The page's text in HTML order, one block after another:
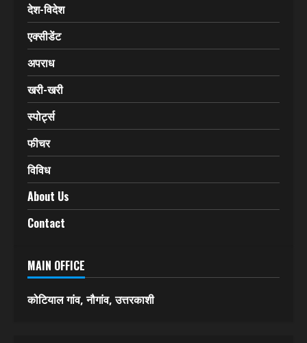
देश-विदेश
एक्सीडेंट
अपराध
खरी-खरी
स्पोर्ट्स
फीचर
विविध
About Us
Contact
MAIN OFFICE
कोटियाल गांव, नौगांव, उत्तरकाशी